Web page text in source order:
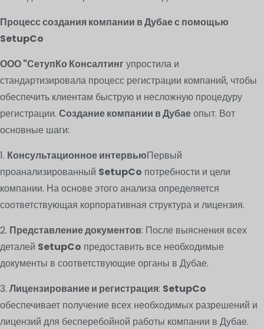
Процесс создания компании в Дубае с помощью
SetupCo
ООО "СетупКо Консалтингупростила и
стандартизировала процесс регистрации компаний, чтобы
обеспечить клиентам быструю и несложную процедуру
регистрации. Создание компании в Дубаеопыт. Вот
основные шаги:
1. Консультационное интервьюПервый
проанализированный SetupCo потребности и цели
компании. На основе этого анализа определяется
соответствующая корпоративная структура и лицензия.
2. Представление документов: После выяснения всех
деталей SetupCo предоставить все необходимые
документы в соответствующие органы в Дубае.
3. Лицензирование и регистрация: SetupCo
обеспечивает получение всех необходимых разрешений и
лицензий для бесперебойной работы компании в Дубае.